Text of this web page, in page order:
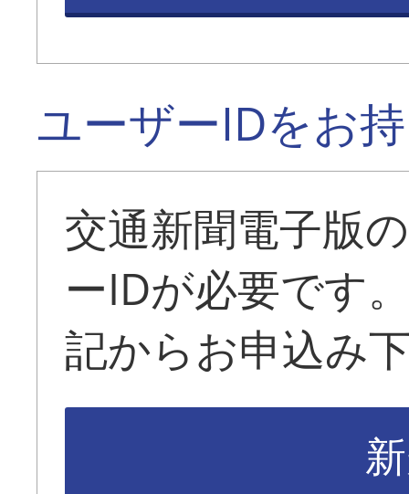
ユーザーIDをお
交通新聞電子版
ーIDが必要です
記からお申込み